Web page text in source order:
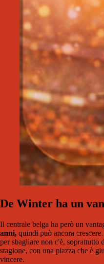
De Winter ha un
Il centrale belga ha però un
anni, quindi può ancora
per sbagliare non c'è, soprattutto
stagione, con una piazza che è
vincere.